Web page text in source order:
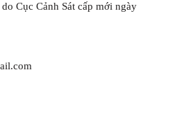
Cục Cảnh Sát cấp mới ngày